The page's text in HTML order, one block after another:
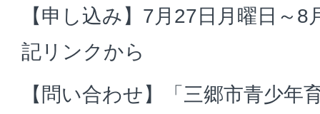
【申し込み】7月27日月曜日～
記リンクから
【問い合わせ】「三郷市青少年